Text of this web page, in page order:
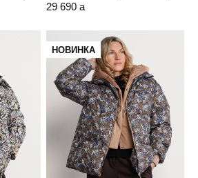
29 690 a
НОВИНКА